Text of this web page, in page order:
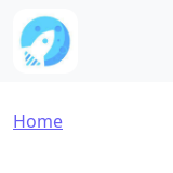
Skip to main content
Breadcrumb
Home